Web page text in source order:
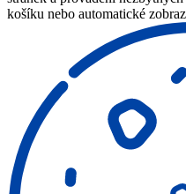
košíku nebo automatické